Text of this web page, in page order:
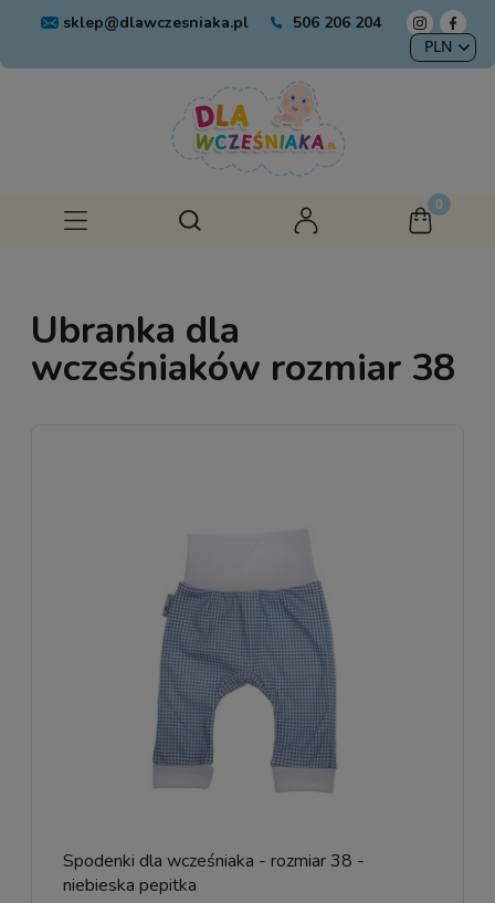
sklep@dlawczesniaka.pl 506 206 204
Ubranka dla
wcześniaków rozmiar 38
Spodenki dla wcześniaka - rozmiar 38 -
niebieska pepitka